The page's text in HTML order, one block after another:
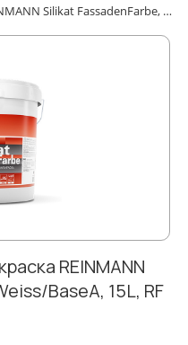
Силикатная фасадная краска REINMANN Silikat FassadenFarbe, Weiss/BaseA, 15L, RF
REINMANN
BaseA, 15L, RF